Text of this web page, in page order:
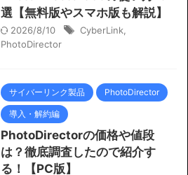
選【無料版やスマホ版も解説】
2026/8/10 CyberLink
PhotoDirector
サイバーリンク製品 PhotoDirector
導入・解約編
PhotoDirectorの価格や値段
は？徹底調査したので紹介す
る！【PC版】